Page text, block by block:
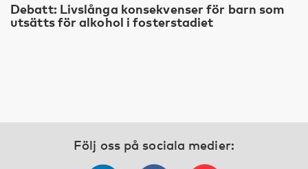
Debatt: Livslånga konsekvenser för barn som
utsätts för alkohol i fosterstadiet
Följ oss på sociala medier: